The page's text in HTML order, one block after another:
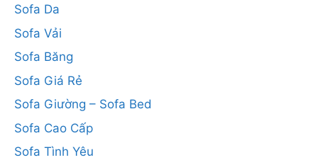
Sofa Da
Sofa Vải
Sofa Băng
Sofa Giá Rẻ
Sofa Giường – Sofa Bed
Sofa Cao Cấp
Sofa Tình Yêu